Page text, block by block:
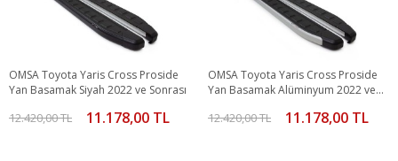
OMSA Toyota Yaris Cross Proside
Yan Basamak Siyah 2022 ve Sonrası
12.420,00 TL 11.178,00 TL
OMSA Toyota Yaris Cross Proside
Yan Basamak Alüminyum 2022 ve
12.420,00 TL 11.178,00 TL